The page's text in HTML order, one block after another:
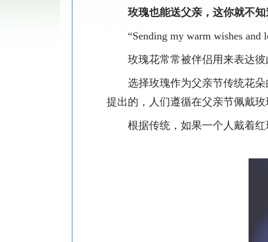
玫瑰也能送父亲，这你就不
“Sending my warm wishes and
玫瑰花常常被伴侣用来表达
选择玫瑰作为父亲节传统花
提出的，人们遵循在父亲节佩戴
根据传统，如果一个人戴着